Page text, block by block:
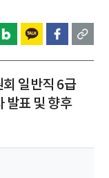
일반직 6급
발표 및 향후